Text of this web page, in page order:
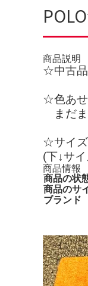
商品説明
☆中古品
☆色あ
まだま
☆サイ
(下↓サ
商品情報
商品の状
商品のサ
ブランド